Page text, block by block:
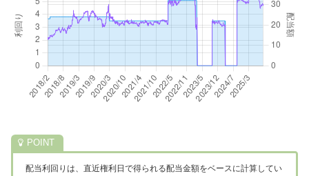
配当利回りは、直近権利日で得られる配当金額をベースに計算してい